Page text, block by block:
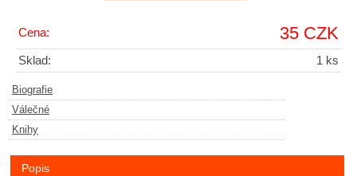
Cena: 35 CZK
Sklad: 1 ks
Biografie
Válečné
Knihy
Popis